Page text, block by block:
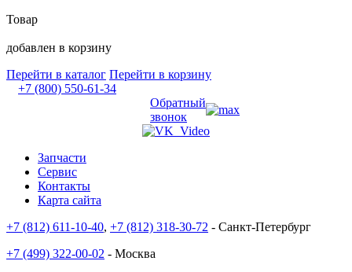
Товар
добавлен в корзину
Перейти в каталог Перейти в корзину
+7 (800) 550-61-34
Обратный
звонок
Запчасти
Сервис
Контакты
Карта сайта
+7 (812) 611-10-40, +7 (812) 318-30-72 - Санкт-Петербург
+7 (499) 322-00-02 - Москва